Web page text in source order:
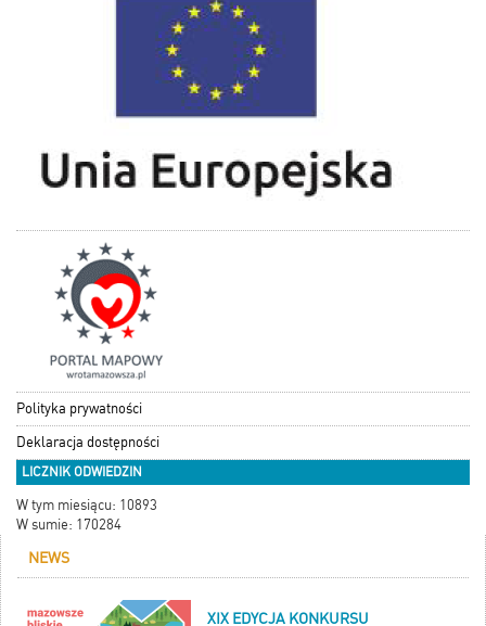
Polityka prywatności
Deklaracja dostępności
LICZNIK ODWIEDZIN
W tym miesiącu: 10893
W sumie: 170284
NEWS
XIX EDYCJA KONKURSU